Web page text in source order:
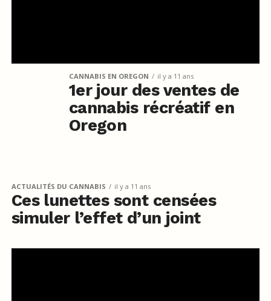
CANNABIS EN OREGON il y a 11 ans
1er jour des ventes de
cannabis récréatif en
Oregon
ACTUALITÉS DU CANNABIS il y a 11 ans
Ces lunettes sont censées
simuler l’effet d’un joint